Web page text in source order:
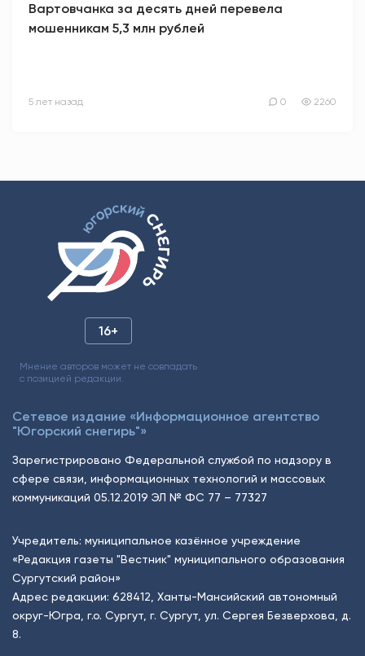
Вартовчанка за десять дней перевела
мошенникам 5,3 млн рублей
5 лет назад 0 2260
16+
Мнение авторов может не совпадать
с позицией редакции.
Сетевое издание «Информационное агентство
"Югорский снегирь"»
Зарегистрировано Федеральной службой по надзору в
сфере связи, информационных технологий и массовых
коммуникаций 05.12.2019 ЭЛ № ФС 77 – 77327
Учредитель: муниципальное казённое учреждение
«Редакция газеты "Вестник" муниципального образования
Сургутский район»
Адрес редакции: 628412, Ханты-Мансийский автономный
округ-Югра, г.о. Сургут, г. Сургут, ул. Сергея Безверхова, д.
8.